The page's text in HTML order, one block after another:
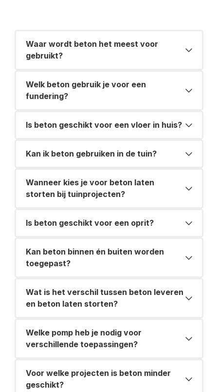
Waar wordt beton het meest voor
gebruikt?
Welk beton gebruik je voor een
fundering?
Is beton geschikt voor een vloer in huis?
Kan ik beton gebruiken in de tuin?
Wanneer kies je voor beton laten
storten bij tuinprojecten?
Is beton geschikt voor een oprit?
Kan beton binnen én buiten worden
toegepast?
Wat is het verschil tussen beton leveren
en beton laten storten?
Welke pomp heb je nodig voor
verschillende toepassingen?
Voor welke projecten is beton minder
geschikt?